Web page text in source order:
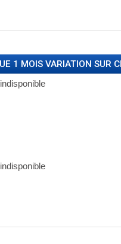
1 MOIS VARIATION SUR